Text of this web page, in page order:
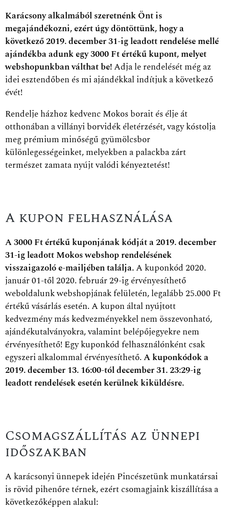
Karácsony alkalmából szeretnénk Önt is
megajándékozni, ezért úgy döntöttünk, hogy a
következő 2019. december 31-ig leadott rendelése mellé
ajándékba adunk egy 3000 Ft értékű kupont, melyet
webshopunkban válthat be!Adja le rendelését még az
idei esztendőben és mi ajándékkal indítjuk a következő
évét!
Rendelje házhoz kedvenc Mokos borait és élje át
otthonában a villányi borvidék életérzését, vagy kóstolja
meg prémium minőségű gyümölcsbor
különlegességeinket, melyekben a palackba zárt
természet zamata nyújt valódi kényeztetést!
A kupon felhasználása
A 3000 Ft értékű kuponjának kódját a 2019. december
31-ig leadott Mokos webshop rendelésének
visszaigazoló e-mailjében találja.A kuponkód 2020.
január 01-től 2020. február 29-ig érvényesíthető
weboldalunk webshopjának felületén, legalább 25.000 Ft
értékű vásárlás esetén. A kupon által nyújtott
kedvezmény más kedvezményekkel nem összevonható,
ajándékutalványokra, valamint belépőjegyekre nem
érvényesíthető! Egy kuponkód felhasználónként csak
egyszeri alkalommal érvényesíthető.A kuponkódok a
2019. december 13. 16:00-tól december 31. 23:29-ig
leadott rendelések esetén kerülnek kiküldésre.
Csomagszállítás az ünnepi
időszakban
A karácsonyi ünnepek idején Pincészetünk munkatársai
is rövid pihenőre térnek, ezért csomagjaink kiszállítása a
következőképpen alakul: